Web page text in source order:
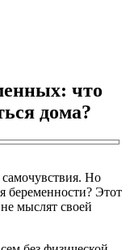
что
дома?
Но
беременности? Этот
мыслят своей